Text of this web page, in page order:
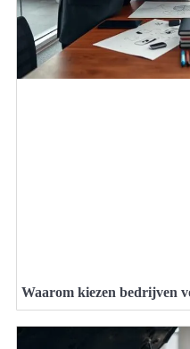
Waarom kiezen bedrijven